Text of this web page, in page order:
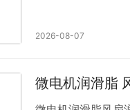
2026-08-07
微电机润滑脂